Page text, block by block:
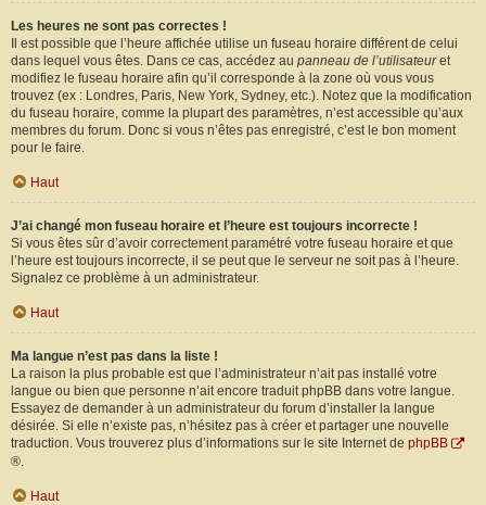
Les heures ne sont pas correctes !
Il est possible que l’heure affichée utilise un fuseau horaire différent de celui
dans lequel vous êtes. Dans ce cas, accédez au panneau de l’utilisateuret
modifiez le fuseau horaire afin qu’il corresponde à la zone où vous vous
trouvez (ex : Londres, Paris, New York, Sydney, etc.). Notez que la modification
du fuseau horaire, comme la plupart des paramètres, n’est accessible qu’aux
membres du forum. Donc si vous n’êtes pas enregistré, c’est le bon moment
pour le faire.
Haut
J’ai changé mon fuseau horaire et l’heure est toujours incorrecte !
Si vous êtes sûr d’avoir correctement paramétré votre fuseau horaire et que
l’heure est toujours incorrecte, il se peut que le serveur ne soit pas à l’heure.
Signalez ce problème à un administrateur.
Haut
Ma langue n’est pas dans la liste !
La raison la plus probable est que l’administrateur n’ait pas installé votre
langue ou bien que personne n’ait encore traduit phpBB dans votre langue.
Essayez de demander à un administrateur du forum d’installer la langue
désirée. Si elle n’existe pas, n’hésitez pas à créer et partager une nouvelle
traduction. Vous trouverez plus d’informations sur le site Internet de phpBB
®.
Haut